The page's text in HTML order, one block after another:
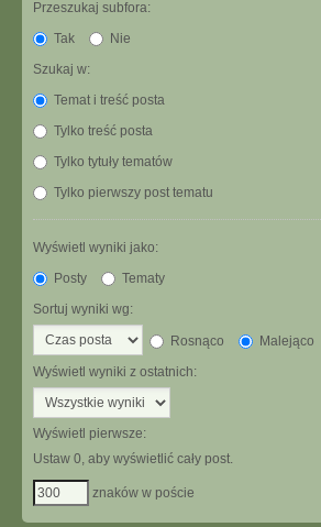
Przeszukaj subfora:
Tak
Nie
Szukaj w:
Temat i treść posta
Tylko treść posta
Tylko tytuły tematów
Tylko pierwszy post tematu
Wyświetl wyniki jako:
Posty
Tematy
Sortuj wyniki wg:
Rosnąco
Malejąco
Wyświetl wyniki z ostatnich:
Wyświetl pierwsze:
Ustaw 0, aby wyświetlić cały post.
znaków w poście